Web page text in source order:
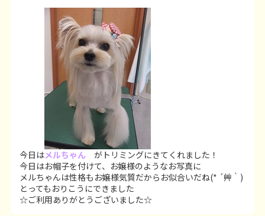
今日はメルちゃん がトリミングにきてくれました！
今日はお帽子を付けて、お嬢様のようなお写真に
メルちゃんは性格もお嬢様気質だからお似合いだね(* ´艸｀)
とってもおりこうにできました
☆ご利用ありがとうございました☆